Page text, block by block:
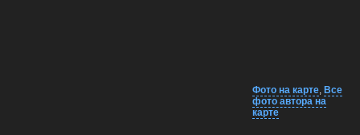
Фото на карте, Все
фото автора на
карте